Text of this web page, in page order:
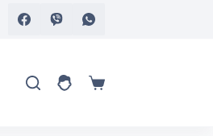
Καλάθι